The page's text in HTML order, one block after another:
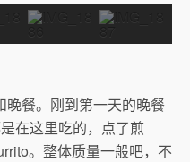
晚餐。刚到第一天的晚餐
在这里吃的，点了煎
。整体质量一般吧，不